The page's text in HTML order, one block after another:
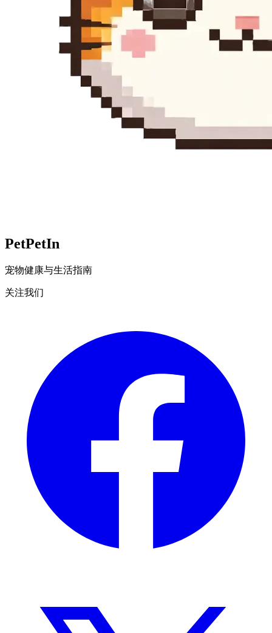
PetPetIn
宠物健康与生活指南
关注我们